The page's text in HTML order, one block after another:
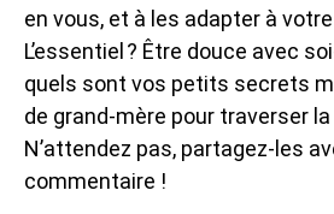
en vous, et à les adapter à
L’essentiel ? Être douce avec
quels sont vos petits secrets
de grand-mère pour traverser
N’attendez pas, partagez-les
commentaire !